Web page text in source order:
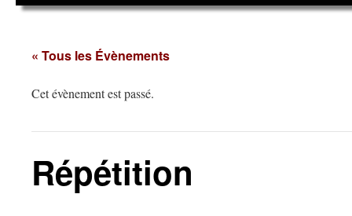
« Tous les Évènements
Cet évènement est passé.
Répétition